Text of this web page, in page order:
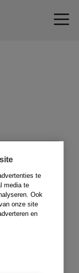
te
media te
Ook
onze site
en
te
inloggen,
voor in
dan hier.